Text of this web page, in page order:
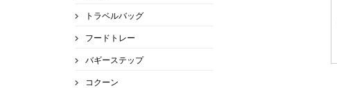
トラベルバッグ
フードトレー
バギーステップ
コクーン